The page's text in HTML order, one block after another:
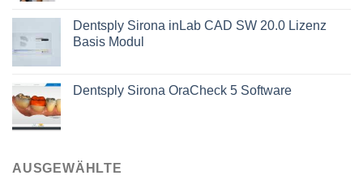
Dentsply Sirona inLab CAD SW 20.0 Lizenz
Basis Modul
Dentsply Sirona OraCheck 5 Software
AUSGEWÄHLTE